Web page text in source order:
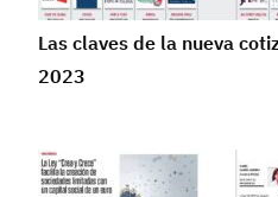
Las claves de la nueva
2023